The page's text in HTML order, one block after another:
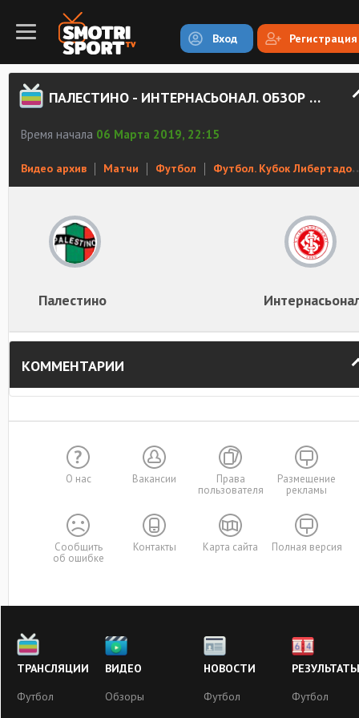
Вход Регистрация
ПАЛЕСТИНО - ИНТЕРНАСЬОНАЛ. ОБЗОР МАТЧА
Время начала 06 Марта 2019, 22:15
Видео архив Матчи Футбол Футбол. Кубок Либертадорес
Палестино
КОММЕНТАРИИ
О нас Вакансии
Права
пользователя
Размещение
рекламы
Сообщить
об ошибке
Контакты Карта сайта Полная версия
ТРАНСЛЯЦИИ
Футбол
ВИДЕО
Обзоры
НОВОСТИ
Футбол
РЕЗУЛЬТАТЫ
Футбол